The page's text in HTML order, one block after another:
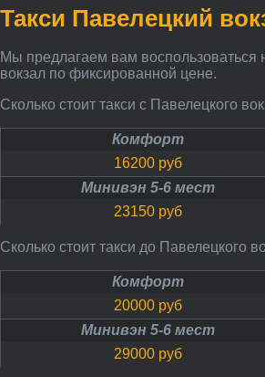
Такси Павелецкий
Мы предлагаем вам воспользоваться недорого услугами такси с Павелецкого вокзала в Пучеж и из Пучежа на Павелецкий
вокзал по фиксированной цене.
Сколько стоит такси с Павелецкого
Комфорт
16200 руб
Минивэн 5-6 мест
23150 руб
Сколько стоит такси до Павелецкого
Комфорт
20000 руб
Минивэн 5-6 мест
29000 руб